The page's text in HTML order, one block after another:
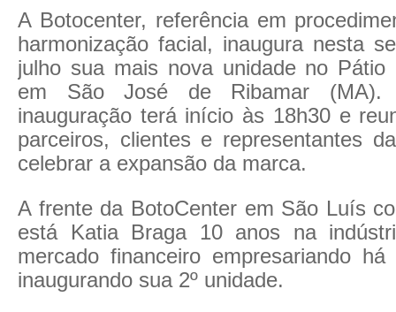
A Botocenter, referência em
harmonização facial, inaugura nesta
julho sua mais nova unidade no Pátio
em São José de Ribamar
inauguração terá início às 18h30 e
parceiros, clientes e representantes
celebrar a expansão da marca.
A frente da BotoCenter em São Luís
está Katia Braga 10 anos na
mercado financeiro empresariando
inaugurando sua 2º unidade.